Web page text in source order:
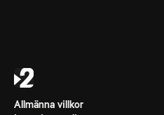
Allmänna villkor